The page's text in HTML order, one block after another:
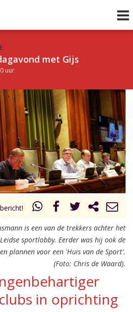
met Gijs
uur
uur 1 van 0 Volgend uur
is een van de trekkers achter het
sportlobby. Eerder was hij ook de
plannen voor een 'Huis van de Sport'.
(Foto: Chris de Waard).
in oprichting